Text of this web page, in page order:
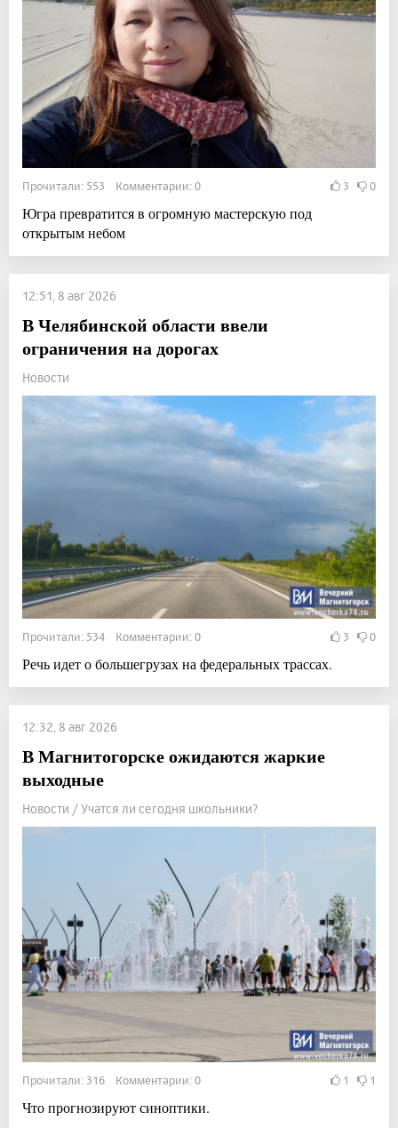
Прочитали: 553 Комментарии: 0 3 0
Югра превратится в огромную мастерскую под
открытым небом
12:51, 8 авг 2026
В Челябинской области ввели
ограничения на дорогах
Новости
Прочитали: 534 Комментарии: 0 3 0
Речь идет о большегрузах на федеральных трассах.
12:32, 8 авг 2026
В Магнитогорске ожидаются жаркие
выходные
Новости / Учатся ли сегодня школьники?
Прочитали: 316 Комментарии: 0 1 1
Что прогнозируют синоптики.